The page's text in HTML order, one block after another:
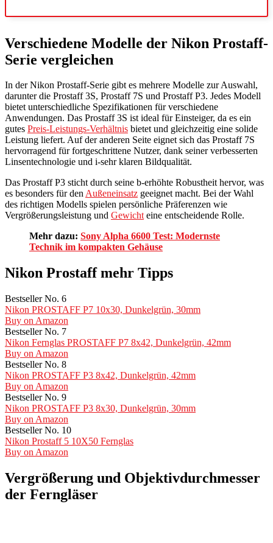
Verschiedene Modelle der Nikon Prostaff-
Serie vergleichen
In der Nikon Prostaff-Serie gibt es mehrere Modelle zur Auswahl,
darunter die Prostaff 3S, Prostaff 7S und Prostaff P3. Jedes Modell
bietet unterschiedliche Spezifikationen für verschiedene
Anwendungen. Das Prostaff 3S ist ideal für Einsteiger, da es ein
gutes Preis-Leistungs-Verhältnis bietet und gleichzeitig eine solide
Leistung liefert. Auf der anderen Seite eignet sich das Prostaff 7S
hervorragend für fortgeschrittene Nutzer, dank seiner verbesserten
Linsentechnologie und i-sehr klaren Bildqualität.
Das Prostaff P3 sticht durch seine b-erhöhte Robustheit hervor, was
es besonders für denAußeneinsatz geeignet macht. Bei der Wahl
des richtigen Modells spielen persönliche Präferenzen wie
Vergrößerungsleistung und Gewichteine entscheidende Rolle.
Mehr dazu: Sony Alpha 6600 Test: Modernste
Technik im kompakten Gehäuse
Nikon Prostaff mehr Tipps
Bestseller No. 6
Nikon PROSTAFF P7 10x30, Dunkelgrün, 30mm
Buy on Amazon
Bestseller No. 7
Nikon Fernglas PROSTAFF P7 8x42, Dunkelgrün, 42mm
Buy on Amazon
Bestseller No. 8
Nikon PROSTAFF P3 8x42, Dunkelgrün, 42mm
Buy on Amazon
Bestseller No. 9
Nikon PROSTAFF P3 8x30, Dunkelgrün, 30mm
Buy on Amazon
Bestseller No. 10
Nikon Prostaff 5 10X50 Fernglas
Buy on Amazon
Vergrößerung und Objektivdurchmesser
der Ferngläser